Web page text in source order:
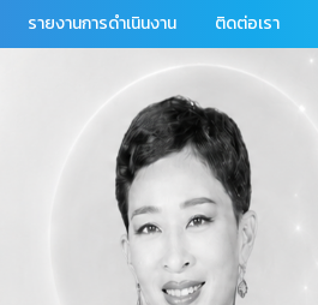
รายงานการดำเนินงาน ติดต่อเรา